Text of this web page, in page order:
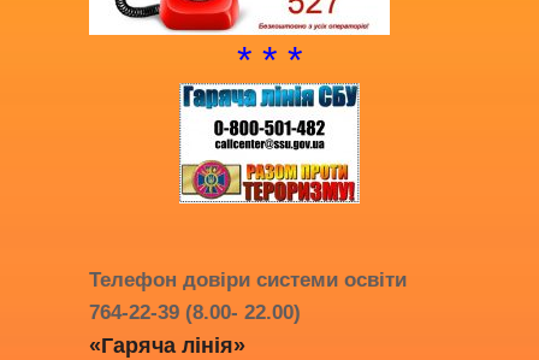
* * *
Телефон довіри системи освіти
764-22-39 (8.00- 22.00)
«Гаряча лінія»